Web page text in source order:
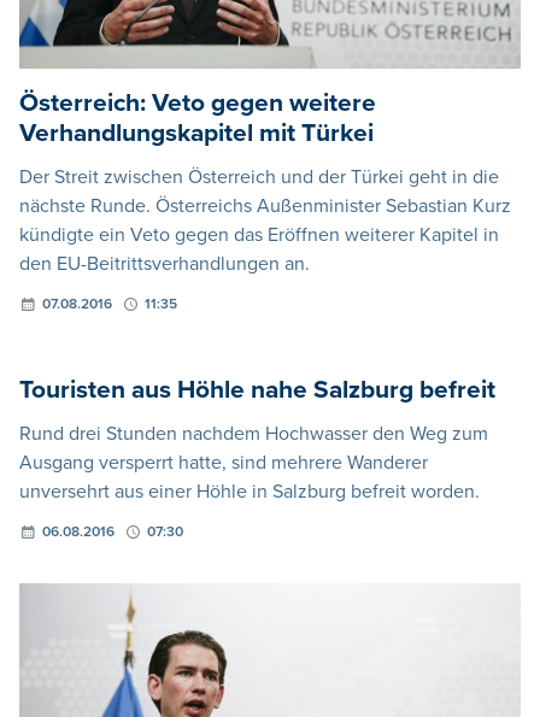
Österreich: Veto gegen weitere
Verhandlungskapitel mit Türkei
Der Streit zwischen Österreich und der Türkei geht in die
nächste Runde. Österreichs Außenminister Sebastian Kurz
kündigte ein Veto gegen das Eröffnen weiterer Kapitel in
den EU-Beitrittsverhandlungen an.
07.08.2016 11:35
Touristen aus Höhle nahe Salzburg befreit
Rund drei Stunden nachdem Hochwasser den Weg zum
Ausgang versperrt hatte, sind mehrere Wanderer
unversehrt aus einer Höhle in Salzburg befreit worden.
06.08.2016 07:30